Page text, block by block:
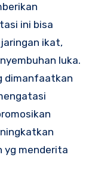
ini bisa
ikat,
luka.
dimanfaatkan
yg menderita